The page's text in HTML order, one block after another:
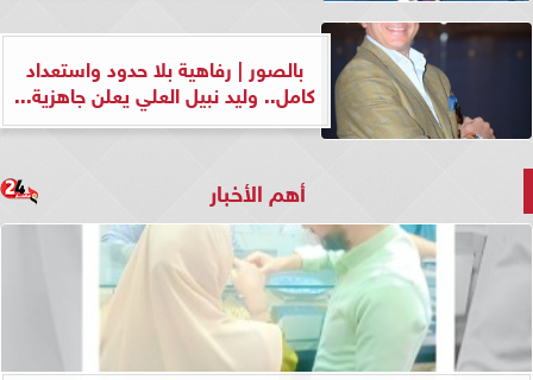
بالصور | رفاهية بلا حدود واستعداد
كامل.. وليد نبيل العلي يعلن جاهزية...
أهم الأخبار